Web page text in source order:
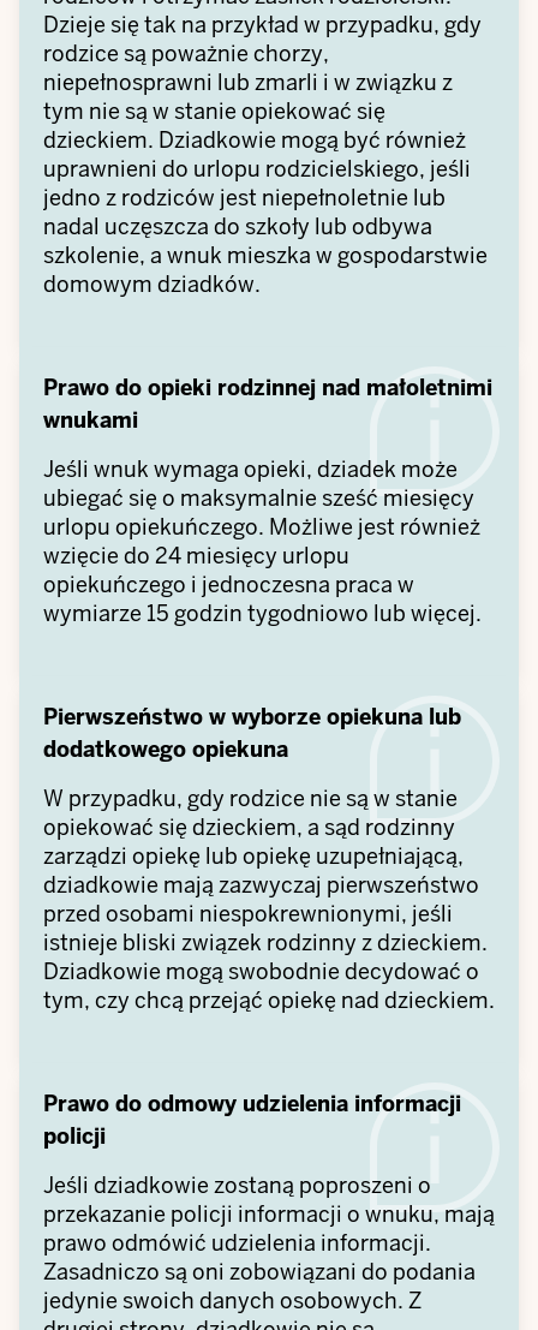
Dzieje się tak na przykład w przypadku, gdy
rodzice są poważnie chorzy,
niepełnosprawni lub zmarli i w związku z
tym nie są w stanie opiekować się
dzieckiem. Dziadkowie mogą być również
uprawnieni do urlopu rodzicielskiego, jeśli
jedno z rodziców jest niepełnoletnie lub
nadal uczęszcza do szkoły lub odbywa
szkolenie, a wnuk mieszka w gospodarstwie
domowym dziadków.
Prawo do opieki rodzinnej nad małoletnimi
wnukami
Jeśli wnuk wymaga opieki, dziadek może
ubiegać się o maksymalnie sześć miesięcy
urlopu opiekuńczego. Możliwe jest również
wzięcie do 24 miesięcy urlopu
opiekuńczego i jednoczesna praca w
wymiarze 15 godzin tygodniowo lub więcej.
Pierwszeństwo w wyborze opiekuna lub
dodatkowego opiekuna
W przypadku, gdy rodzice nie są w stanie
opiekować się dzieckiem, a sąd rodzinny
zarządzi opiekę lub opiekę uzupełniającą,
dziadkowie mają zazwyczaj pierwszeństwo
przed osobami niespokrewnionymi, jeśli
istnieje bliski związek rodzinny z dzieckiem.
Dziadkowie mogą swobodnie decydować o
tym, czy chcą przejąć opiekę nad dzieckiem.
Prawo do odmowy udzielenia informacji
policji
Jeśli dziadkowie zostaną poproszeni o
przekazanie policji informacji o wnuku, mają
prawo odmówić udzielenia informacji.
Zasadniczo są oni zobowiązani do podania
jedynie swoich danych osobowych. Z